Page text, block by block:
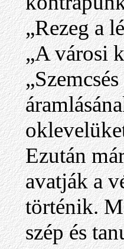
„Rezeg a
„A városi
Ezután
avatják a
történik.
szép és